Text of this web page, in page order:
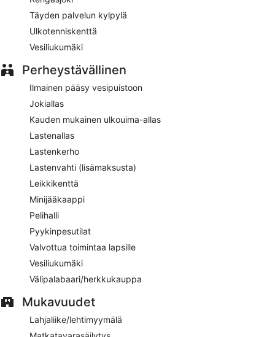
Täyden palvelun kylpylä
Ulkotenniskenttä
Vesiliukumäki
Perheystävällinen
Ilmainen pääsy vesipuistoon
Jokiallas
Kauden mukainen ulkouima-allas
Lastenallas
Lastenkerho
Lastenvahti (lisämaksusta)
Leikkikenttä
Minijääkaappi
Pelihalli
Pyykinpesutilat
Valvottua toimintaa lapsille
Vesiliukumäki
Välipalabaari/herkkukauppa
Mukavuudet
Lahjaliike/lehtimyymälä